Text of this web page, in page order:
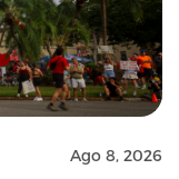
Ago 8, 2026